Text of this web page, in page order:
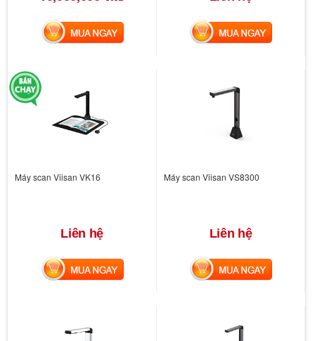
MUA NGAY MUA NGAY
Máy scan Viisan VK16
Liên hệ
MUA NGAY
Máy scan Viisan VS8300
Liên hệ
MUA NGAY